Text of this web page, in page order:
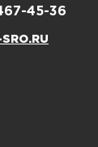
45-36
SRO.RU